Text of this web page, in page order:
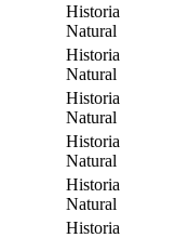
Historia
Natural
Historia
Natural
Historia
Natural
Historia
Natural
Historia
Natural
Historia